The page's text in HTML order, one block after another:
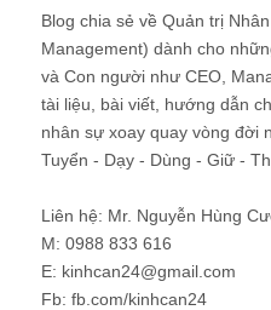
Blog chia sẻ về Quản trị
Management) dành cho
và Con người như CEO,
tài liệu, bài viết, hướng dẫn
nhân sự xoay quay vòng đời
Tuyển - Dạy - Dùng - Giữ -
Liên hệ: Mr. Nguyễn Hùng
M: 0988 833 616
E: kinhcan24@gmail.com
Fb: fb.com/kinhcan24